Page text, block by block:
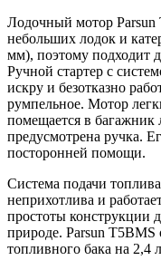
Лодочный мотор Parsun
небольших лодок и
мм), поэтому подходит
Ручной стартер с
искру и безотказно
румпельное. Мотор
помещается в багажник
предусмотрена ручка.
посторонней помощи.
Система подачи
неприхотлива и
простоты конструкции
природе. Parsun
топливного бака на 2,4